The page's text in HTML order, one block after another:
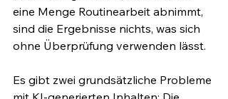
eine Menge Routinearbeit abnimmt,
sind die Ergebnisse nichts, was sich
ohne Überprüfung verwenden lässt.
Es gibt zwei grundsätzliche Probleme